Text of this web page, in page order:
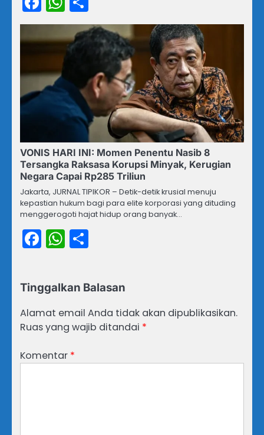
VONIS HARI INI: Momen Penentu Nasib 8
Tersangka Raksasa Korupsi Minyak, Kerugian
Negara Capai Rp285 Triliun
Jakarta, JURNAL TIPIKOR – Detik-detik krusial menuju
kepastian hukum bagi para elite korporasi yang dituding
menggerogoti hajat hidup orang banyak…
Facebook
WhatsApp
Tinggalkan Balasan
Alamat email Anda tidak akan dipublikasikan.
Ruas yang wajib ditandai *
Komentar *